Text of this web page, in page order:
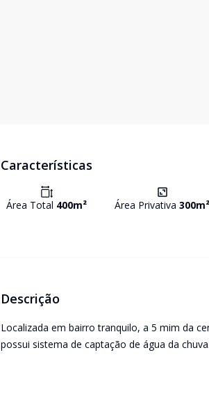
Características
Área Total 400m² Área Privativa300m²
Descrição
Localizada em bairro tranquilo, a 5 mim da
possui sistema de captação de água da chuva.